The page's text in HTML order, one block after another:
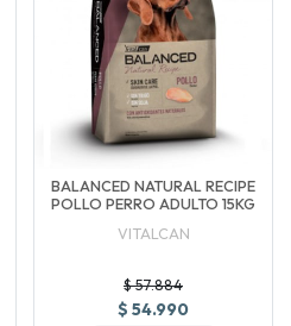
BALANCED NATURAL RECIPE
POLLO PERRO ADULTO 15KG
VITALCAN
$ 57.884
$ 54.990